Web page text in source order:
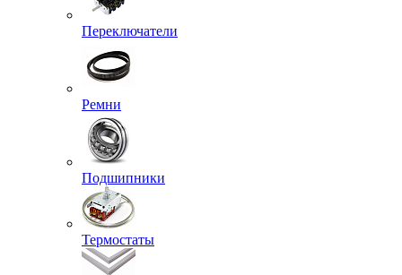
Переключатели
Ремни
Подшипники
Термостаты